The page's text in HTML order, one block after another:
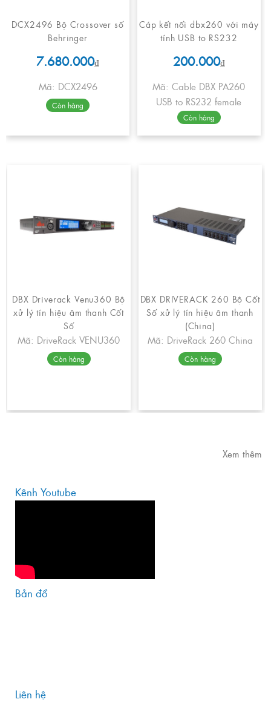
DCX2496 Bộ Crossover số
Behringer
7.680.000₫
Mã: DCX2496
Còn hàng
Cáp kết nối dbx260 với máy
tính USB to RS232
200.000₫
Mã: Cable DBX PA260
USB to RS232 female
Còn hàng
DBX Driverack Venu360 Bộ
xử lý tín hiệu âm thanh Cốt
Số
Mã: DriveRack VENU360
Còn hàng
DBX DRIVERACK 260 Bộ Cốt
Số xử lý tín hiệu âm thanh
(China)
Mã: DriveRack 260 China
Còn hàng
Xem thêm
Kênh Youtube
Bản đồ
Liên hệ